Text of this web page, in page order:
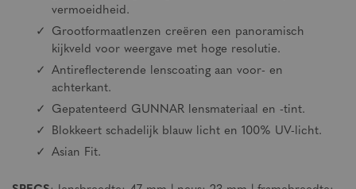
vermoeidheid.
Grootformaatlenzen creëren een panoramisch
kijkveld voor weergave met hoge resolutie.
Antireflecterende lenscoating aan voor- en
achterkant.
Gepatenteerd GUNNAR lensmateriaal en -tint.
Blokkeert schadelijk blauw licht en 100% UV-licht.
Asian Fit.